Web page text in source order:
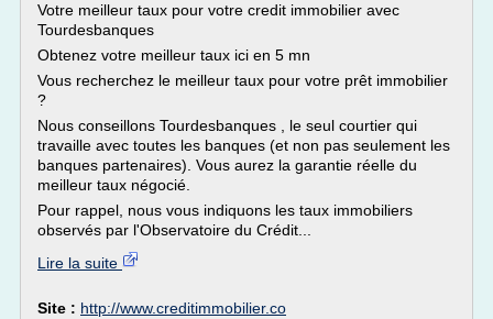
Votre meilleur taux pour votre credit immobilier avec
Tourdesbanques
Obtenez votre meilleur taux ici en 5 mn
Vous recherchez le meilleur taux pour votre prêt immobilier
?
Nous conseillons Tourdesbanques , le seul courtier qui
travaille avec toutes les banques (et non pas seulement les
banques partenaires). Vous aurez la garantie réelle du
meilleur taux négocié.
Pour rappel, nous vous indiquons les taux immobiliers
observés par l'Observatoire du Crédit...
Lire la suite
Site : http://www.creditimmobilier.co